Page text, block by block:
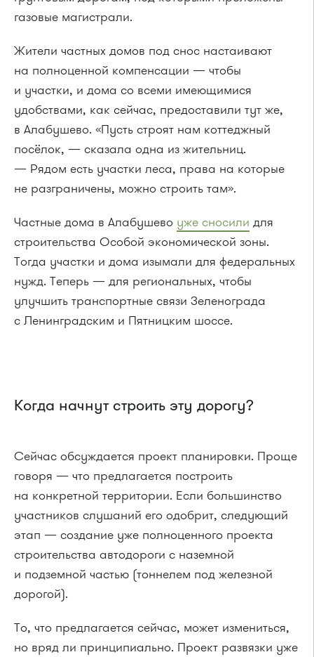
газовые магистрали.
Жители частных домов под снос настаивают
на полноценной компенсации — чтобы
и участки, и дома со всеми имеющимися
удобствами, как сейчас, предоставили тут же,
в Алабушево. «Пусть строят нам коттеджный
посёлок, — сказала одна из жительниц.
— Рядом есть участки леса, права на которые
не разграничены, можно строить там».
Частные дома в Алабушево уже сносили для
строительства Особой экономической зоны.
Тогда участки и дома изымали для федеральных
нужд. Теперь — для региональных, чтобы
улучшить транспортные связи Зеленограда
с Ленинградским и Пятницким шоссе.
Когда начнут строить эту дорогу?
Сейчас обсуждается проект планировки. Проще
говоря — что предлагается построить
на конкретной территории. Если большинство
участников слушаний его одобрит, следующий
этап — создание уже полноценного проекта
строительства автодороги с наземной
и подземной частью (тоннелем под железной
дорогой).
То, что предлагается сейчас, может измениться,
но вряд ли принципиально. Проект развязки уже